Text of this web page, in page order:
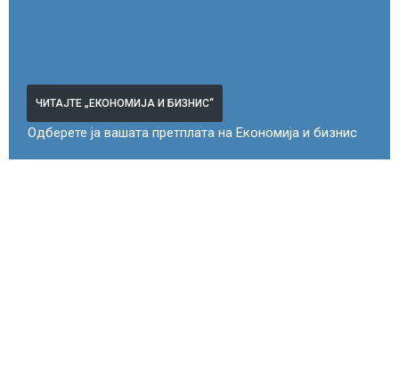
ЧИТАЈТЕ „ЕКОНОМИЈА И БИЗНИС“
Одберете ја вашата претплата на Економија и бизнис